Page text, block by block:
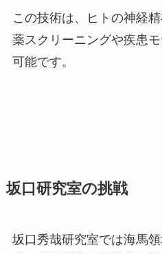
この技術は、ヒトの神経
薬スクリーニングや疾患
可能です。
坂口研究室の挑戦
坂口秀哉研究室では海馬